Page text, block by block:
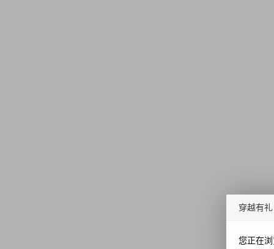
穿越有礼
您正在